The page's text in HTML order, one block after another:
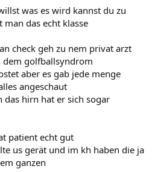
was es wird kannst du zu
das echt klasse
check geh zu nem privat arzt
dem golfballsyndrom
aber es gab jede menge
angeschaut
das hirn hat er sich sogar
patient echt gut
us gerät und im kh haben die ja
ganzen